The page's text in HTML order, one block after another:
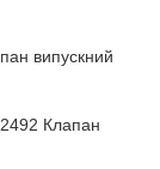
випускний
Клапан